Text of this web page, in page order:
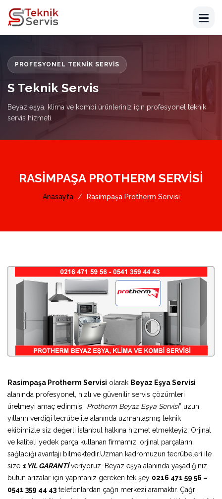
PROFESYONEL TEKNIK SERVIS
S Teknik Servis
Beyaz eşya, klima ve kombi ürünleriniz için profesyonel teknik
servis hizmeti.
RASIMPAŞA PROTHERM SERVISI
Anasayfa Rasimpaşa Protherm Servisi
Rasimpaşa Protherm Servisi olarak Beyaz Eşya Servisi
alanında profesyonel, hızlı ve güvenilir servis çözümleri
üretmeyi amaç edinmiş “Protherm Beyaz Eşya Servisi” uzun
yılların verdiği tecrübe ile alanında uzmanlaşmış teknik
ekibimizle siz değerli İstanbul halkına hizmet etmekteyiz. Orjinal
ve kaliteli yedek parça kullanan firmamız, orjinal parçaların
sağladığı avantajı bilmektedir.Uzman kadromuzun tecrübeleri ile
size 1 YIL GARANTİveriyoruz. Beyaz eşya alanında yaşadığınız
bütün arızalar için yapmanız gereken tek şey 0216 471 59 56 –
0541 359 44 43 telefonlardan çağrı merkezi aramaktır. Çağrı